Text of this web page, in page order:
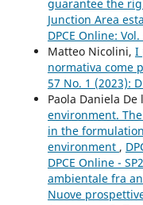
guarantee the
Junction Area
DPCE Online:
Matteo Nicolini, I
normativa come
57 No. 1 (2023):
Paola Daniela De
environment.
in the
environment ,
DPCE Online -
ambientale fra
Nuove